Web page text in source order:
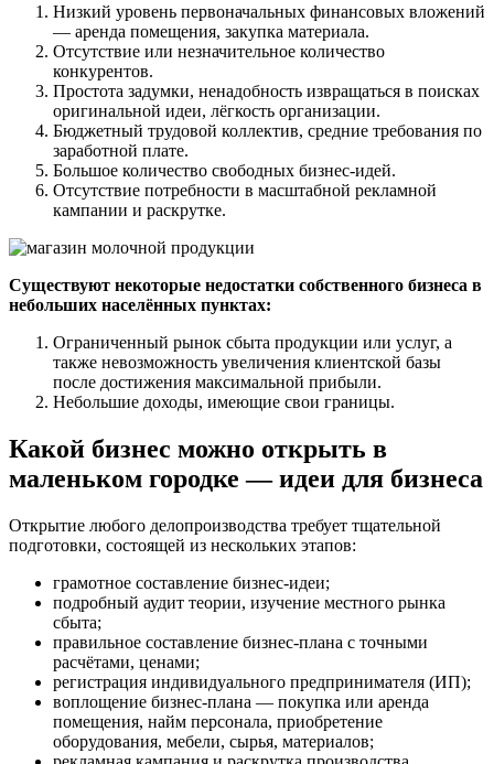
Низкий уровень первоначальных финансовых вложений
— аренда помещения, закупка материала.
Отсутствие или незначительное количество
конкурентов.
Простота задумки, ненадобность извращаться в поисках
оригинальной идеи, лёгкость организации.
Бюджетный трудовой коллектив, средние требования по
заработной плате.
Большое количество свободных бизнес-идей.
Отсутствие потребности в масштабной рекламной
кампании и раскрутке.
Существуют некоторые недостатки собственного бизнеса в
небольших населённых пунктах:
Ограниченный рынок сбыта продукции или услуг, а
также невозможность увеличения клиентской базы
после достижения максимальной прибыли.
Небольшие доходы, имеющие свои границы.
Какой бизнес можно открыть в
маленьком городке — идеи для бизнеса
Открытие любого делопроизводства требует тщательной
подготовки, состоящей из нескольких этапов:
грамотное составление бизнес-идеи;
подробный аудит теории, изучение местного рынка
сбыта;
правильное составление бизнес-плана с точными
расчётами, ценами;
регистрация индивидуального предпринимателя (ИП);
воплощение бизнес-плана — покупка или аренда
помещения, найм персонала, приобретение
оборудования, мебели, сырья, материалов;